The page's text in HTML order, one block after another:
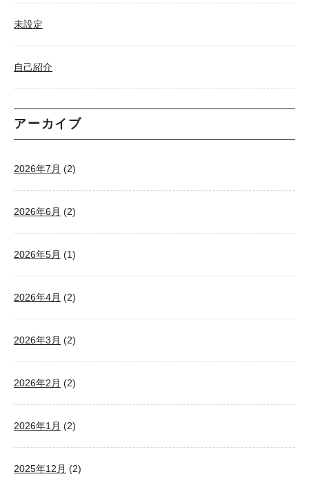
未設定
自己紹介
アーカイブ
2026年7月 (2)
2026年6月 (2)
2026年5月 (1)
2026年4月 (2)
2026年3月 (2)
2026年2月 (2)
2026年1月 (2)
2025年12月 (2)